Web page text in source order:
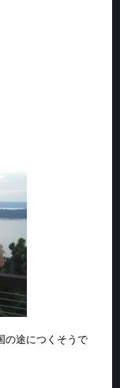
の途につくそうで